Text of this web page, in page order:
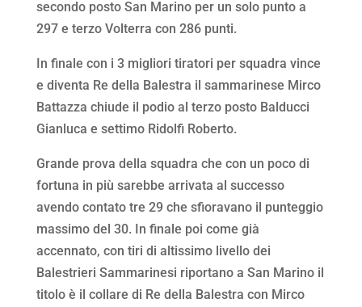
secondo posto San Marino per un solo punto a
297 e terzo Volterra con 286 punti.
In finale con i 3 migliori tiratori per squadra vince
e diventa Re della Balestra il sammarinese Mirco
Battazza chiude il podio al terzo posto Balducci
Gianluca e settimo Ridolfi Roberto.
Grande prova della squadra che con un poco di
fortuna in più sarebbe arrivata al successo
avendo contato tre 29 che sfioravano il punteggio
massimo del 30. In finale poi come già
accennato, con tiri di altissimo livello dei
Balestrieri Sammarinesi riportano a San Marino il
titolo è il collare di Re della Balestra con Mirco